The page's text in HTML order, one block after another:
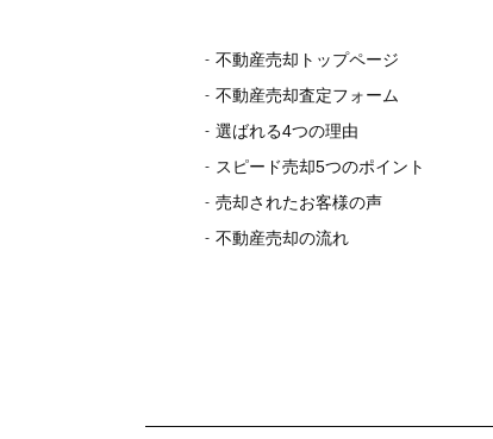
不動産売却トップページ
不動産売却査定フォーム
選ばれる4つの理由
スピード売却5つのポイント
売却されたお客様の声
不動産売却の流れ